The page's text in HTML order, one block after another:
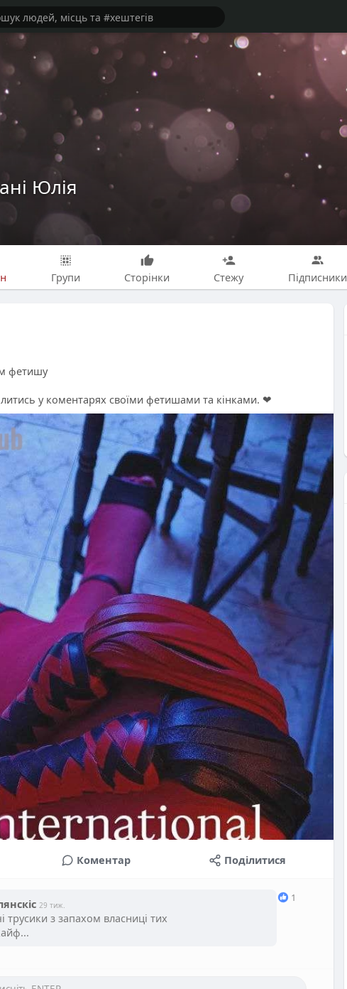
Юлія
Групи Сторінки Стежу Підписники
фетишу
у коментарях своїми фетишами та кінками. ❤
Коментар Поділитися
29 тиж.
трусики з запахом власниці тих
1